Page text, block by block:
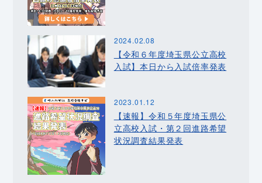
2024.02.08
【令和６年度埼玉県公立高校
入試】本日から入試倍率発表
2023.01.12
【速報】令和５年度埼玉県公
立高校入試・第２回進路希望
状況調査結果発表